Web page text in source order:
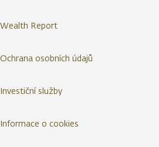
Wealth Report
Ochrana osobních údajů
Investiční služby
Informace o cookies